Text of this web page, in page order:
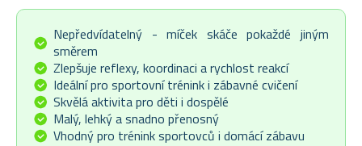
Nepředvídatelný - míček skáče pokaždé jiným
směrem
Zlepšuje reflexy, koordinaci a rychlost reakcí
Ideální pro sportovní trénink i zábavné cvičení
Skvělá aktivita pro děti i dospělé
Malý, lehký a snadno přenosný
Vhodný pro trénink sportovců i domácí zábavu